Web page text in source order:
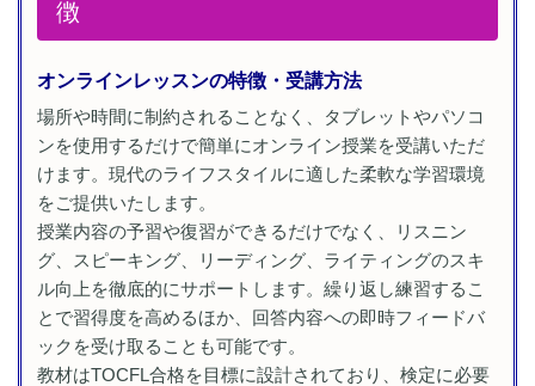
徴
オンラインレッスンの特徴・受講方法
場所や時間に制約されることなく、タブレットやパソコ
ンを使用するだけで簡単にオンライン授業を受講いただ
けます。現代のライフスタイルに適した柔軟な学習環境
をご提供いたします。
授業内容の予習や復習ができるだけでなく、リスニン
グ、スピーキング、リーディング、ライティングのスキ
ル向上を徹底的にサポートします。繰り返し練習するこ
とで習得度を高めるほか、回答内容への即時フィードバ
ックを受け取ることも可能です。
教材はTOCFL合格を目標に設計されており、検定に必要